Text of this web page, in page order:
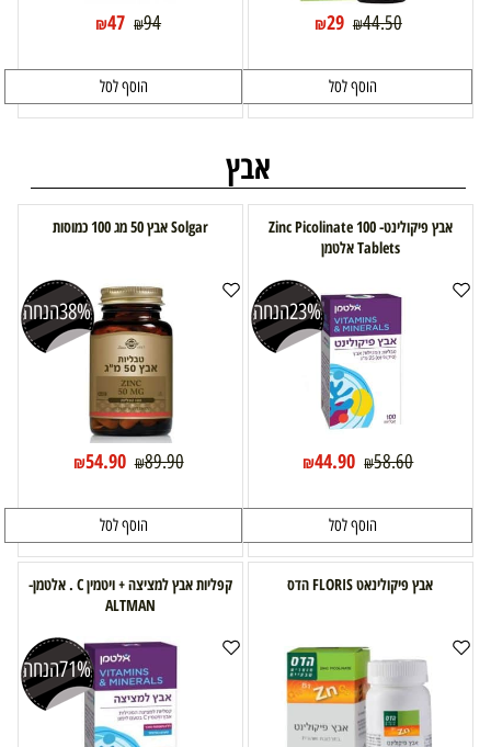
₪44.50
₪29
הוסף לסל
₪94
₪47
הוסף לסל
אבץ
אבץ פיקולינט- Zinc Picolinate 100
Tablets אלטמן
23%הנחה
₪58.60
₪44.90
הוסף לסל
Solgar אבץ 50 מג 100 כמוסות
38%הנחה
₪89.90
₪54.90
הוסף לסל
אבץ פיקולינאט FLORIS הדס
קפליות אבץ למציצה + ויטמין C . אלטמן-
ALTMAN
71%הנחה